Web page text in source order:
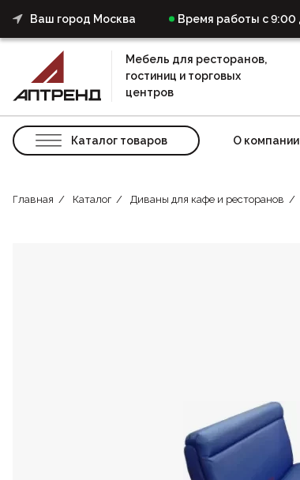
Ваш город Москва Время работы с 9:00
Мебель для ресторанов,
гостиниц и торговых
центров
Каталог товаров О компании
Главная Каталог Диваны для кафе и ресторанов